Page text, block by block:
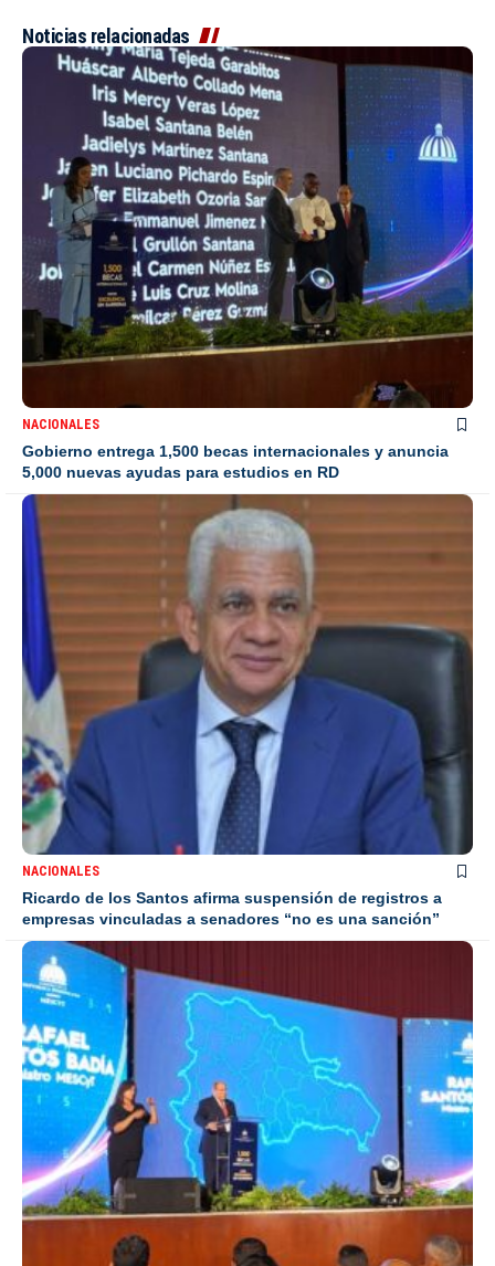
Noticias relacionadas
NACIONALES
Gobierno entrega 1,500 becas internacionales y anuncia
5,000 nuevas ayudas para estudios en RD
NACIONALES
Ricardo de los Santos afirma suspensión de registros a
empresas vinculadas a senadores “no es una sanción”